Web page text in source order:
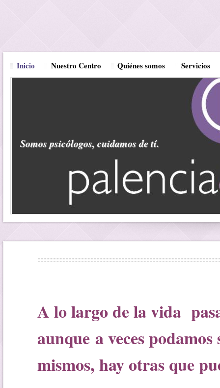
Inicio Nuestro Centro Quiénes somos Servicios
Somos psicólogos, cuidamos de tí.
A lo largo de la vida
aunquea veces
mismos, hay otras que